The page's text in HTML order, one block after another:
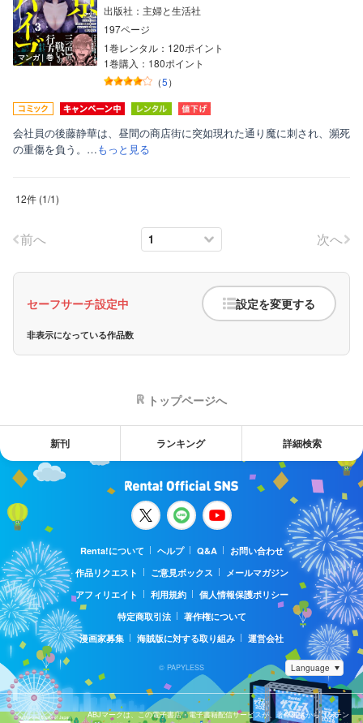
マンガ｜巻
出版社：主婦と生活社
197ページ
1巻レンタル：120ポイント
1巻購入：180ポイント
（5）
会社員の後藤静華は、昼間の商店街に突如現れた通り魔に刺され、瀕死
の重傷を負う。…もっと見る
12件 (1/1)
前へ 次へ
セーフサーチ設定中 設定を変更する
非表示になっている作品数
トップページへ
新刊 ランキング 詳細検索
Renta!について ヘルプ Q&A
お問い合わせ
作品リクエスト
ご意見ボックス
メールマガジン
アフィリエイト
利用規約
個人情報保護ポリシー
特定商取引法
著作権について
漫画家募集
海賊版に対する取り組み 運営会社
© PAPYLESS
ABJマークは、この電子書店・電子書籍配信サービスが、著作権者からコンテン